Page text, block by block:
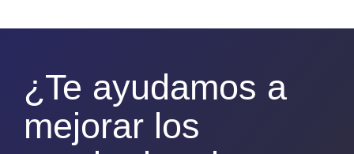
¿Te ayudamos a
mejorar los